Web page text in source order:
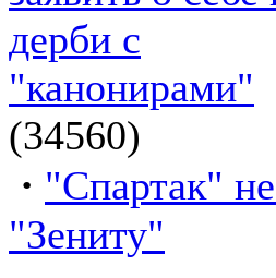
дерби с
"канонирами"
(34560)
· "Спартак"
"Зениту"